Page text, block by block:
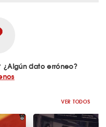
¿Algún dato erróneo?
VER TODOS